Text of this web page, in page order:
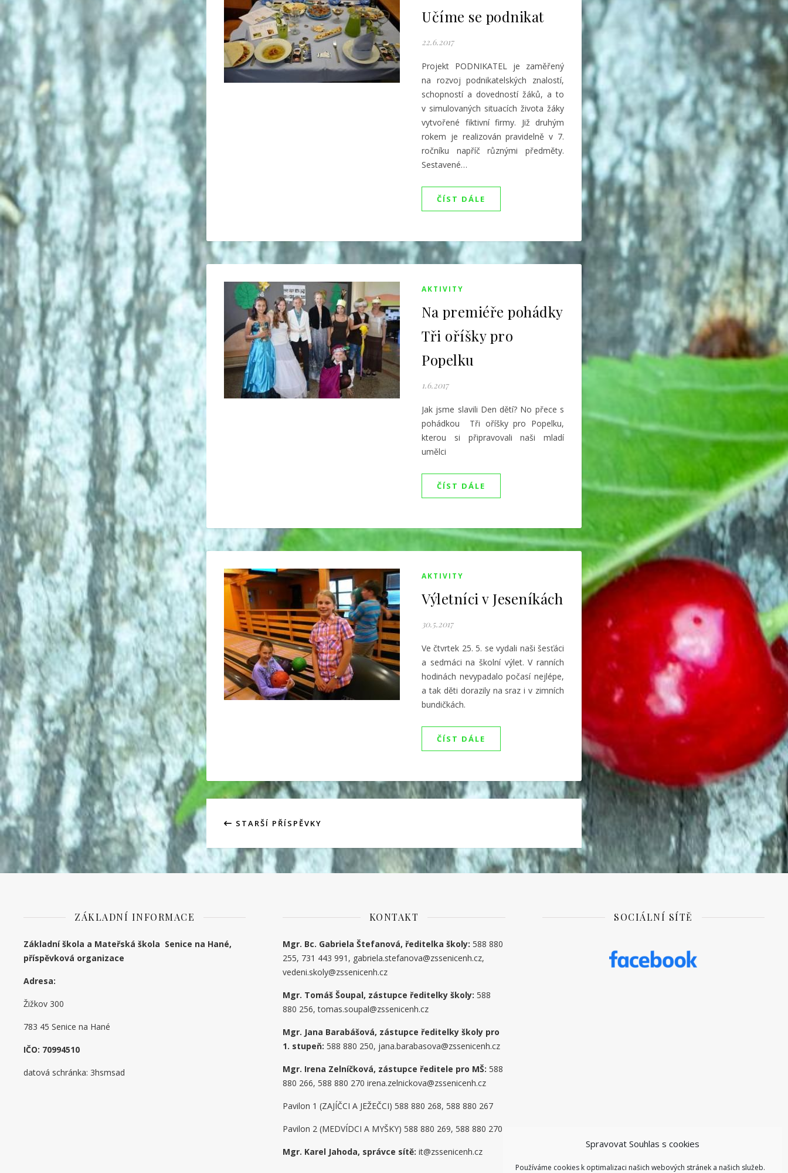
Spravovat Souhlas s cookies
Používáme cookies k optimalizaci našich webových stránek a našich služeb.
Učíme se podnikat
22.6.2017
Projekt PODNIKATEL je zaměřený
na rozvoj podnikatelských znalostí,
schopností a dovedností žáků, a to
v simulovaných situacích života žáky
vytvořené fiktivní firmy. Již druhým
rokem je realizován pravidelně v 7.
ročníku napříč různými předměty.
Sestavené…
ČÍST DÁLE
AKTIVITY
Na premiéře pohádky
Tři oříšky pro
Popelku
1.6.2017
Jak jsme slavili Den dětí? No přece s
pohádkou Tři oříšky pro Popelku,
kterou si připravovali naši mladí
umělci
ČÍST DÁLE
AKTIVITY
Výletníci v Jeseníkách
30.5.2017
Ve čtvrtek 25. 5. se vydali naši šesťáci
a sedmáci na školní výlet. V ranních
hodinách nevypadalo počasí nejlépe,
a tak děti dorazily na sraz i v zimních
bundičkách.
ČÍST DÁLE
STARŠÍ PŘÍSPĚVKY
ZÁKLADNÍ INFORMACE
Základní škola a Mateřská škola Senice na Hané,
příspěvková organizace
Adresa:
Žižkov 300
783 45 Senice na Hané
IČO: 70994510
datová schránka: 3hsmsad
KONTAKT
Mgr. Bc. Gabriela Štefanová, ředitelka školy: 588 880
255, 731 443 991, gabriela.stefanova@zssenicenh.cz,
vedeni.skoly@zssenicenh.cz
Mgr. Tomáš Šoupal, zástupce ředitelky školy: 588
880 256, tomas.soupal@zssenicenh.cz
Mgr. Jana Barabášová, zástupce ředitelky školy pro
1. stupeň: 588 880 250, jana.barabasova@zssenicenh.cz
Mgr. Irena Zelníčková, zástupce ředitele pro MŠ:588
880 266, 588 880 270 irena.zelnickova@zssenicenh.cz
Pavilon 1 (ZAJÍČCI A JEŽEČCI) 588 880 268, 588 880 267
Pavilon 2 (MEDVÍDCI A MYŠKY) 588 880 269, 588 880 270
Mgr. Karel Jahoda, správce sítě: it@zssenicenh.cz
SOCIÁLNÍ SÍTĚ